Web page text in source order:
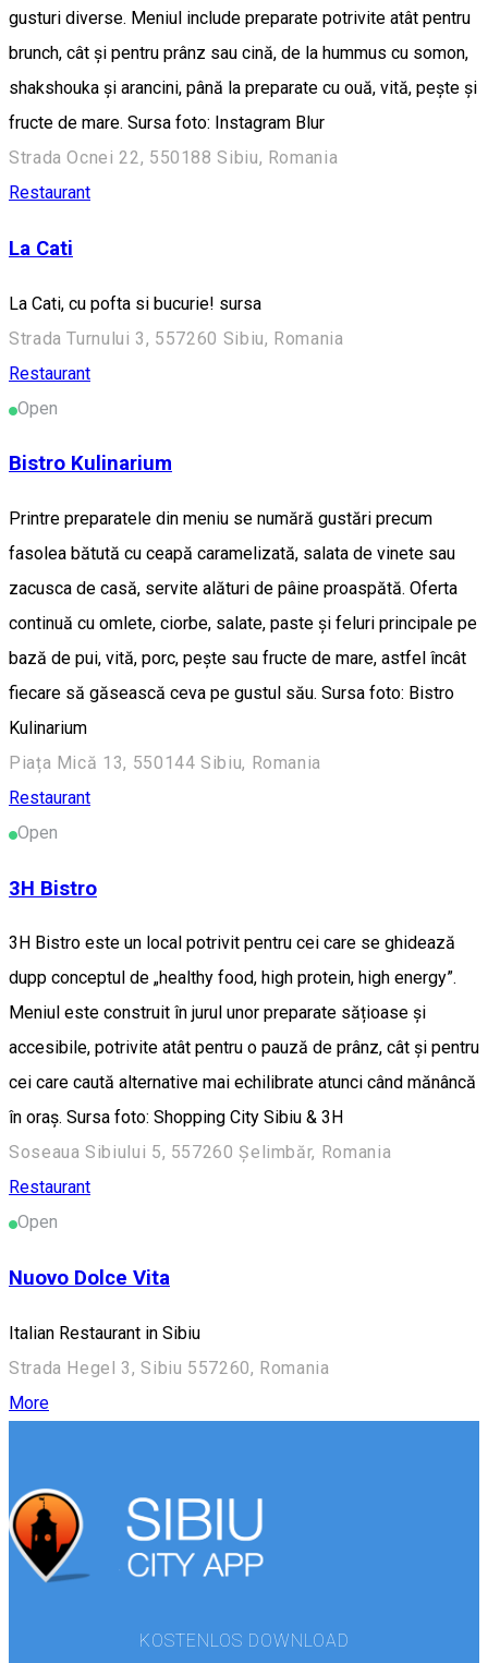
gusturi diverse. Meniul include preparate potrivite atât pentru
brunch, cât și pentru prânz sau cină, de la hummus cu somon,
shakshouka și arancini, până la preparate cu ouă, vită, pește și
fructe de mare. Sursa foto: Instagram Blur
Strada Ocnei 22, 550188 Sibiu, Romania
Restaurant
La Cati
La Cati, cu pofta si bucurie! sursa
Strada Turnului 3, 557260 Sibiu, Romania
Restaurant
Open
Bistro Kulinarium
Printre preparatele din meniu se numără gustări precum
fasolea bătută cu ceapă caramelizată, salata de vinete sau
zacusca de casă, servite alături de pâine proaspătă. Oferta
continuă cu omlete, ciorbe, salate, paste și feluri principale pe
bază de pui, vită, porc, pește sau fructe de mare, astfel încât
fiecare să găsească ceva pe gustul său. Sursa foto: Bistro
Kulinarium
Piața Mică 13, 550144 Sibiu, Romania
Restaurant
Open
3H Bistro
3H Bistro este un local potrivit pentru cei care se ghidează
dupp conceptul de „healthy food, high protein, high energy”.
Meniul este construit în jurul unor preparate sățioase și
accesibile, potrivite atât pentru o pauză de prânz, cât și pentru
cei care caută alternative mai echilibrate atunci când mănâncă
în oraș. Sursa foto: Shopping City Sibiu & 3H
Soseaua Sibiului 5, 557260 Șelimbăr, Romania
Restaurant
Open
Nuovo Dolce Vita
Italian Restaurant in Sibiu
Strada Hegel 3, Sibiu 557260, Romania
More
KOSTENLOS DOWNLOAD